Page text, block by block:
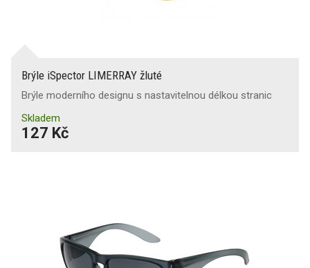
Brýle iSpector LIMERRAY žluté
Brýle moderního designu s nastavitelnou délkou stranic
Skladem
127 Kč